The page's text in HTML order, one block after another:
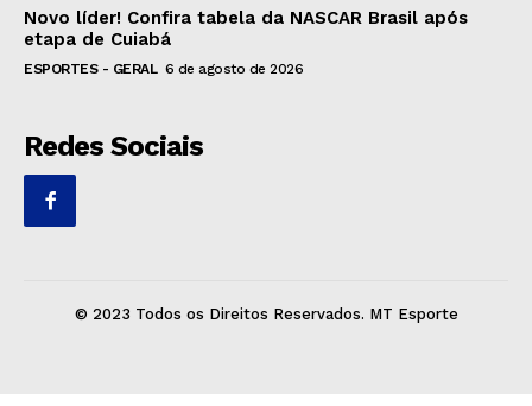
Novo líder! Confira tabela da NASCAR Brasil após
etapa de Cuiabá
ESPORTES - GERAL 6 de agosto de 2026
Redes Sociais
© 2023 Todos os Direitos Reservados. MT Esporte